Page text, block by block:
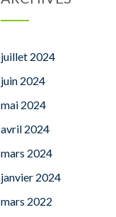
juillet 2024
juin 2024
mai 2024
avril 2024
mars 2024
janvier 2024
mars 2022